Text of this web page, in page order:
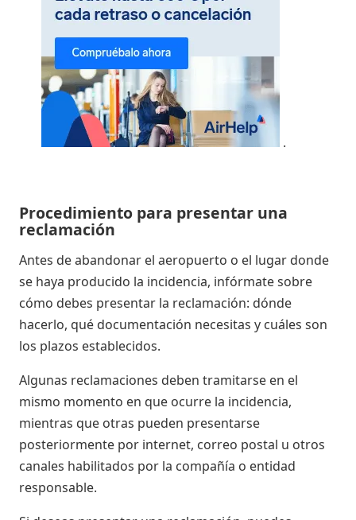
.
Procedimiento para presentar una
reclamación
Antes de abandonar el aeropuerto o el lugar donde
se haya producido la incidencia, infórmate sobre
cómo debes presentar la reclamación: dónde
hacerlo, qué documentación necesitas y cuáles son
los plazos establecidos.
Algunas reclamaciones deben tramitarse en el
mismo momento en que ocurre la incidencia,
mientras que otras pueden presentarse
posteriormente por internet, correo postal u otros
canales habilitados por la compañía o entidad
responsable.